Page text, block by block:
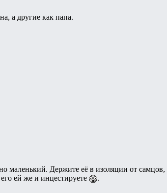
а другие как папа.
маленький. Держите её в изоляции от
ей же и инцестируете
.